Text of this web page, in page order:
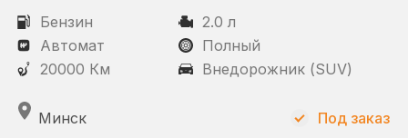
Бензин
2.0 л
Автомат
Полный
20000 Км
Внедорожник (SUV)
Минск Под заказ